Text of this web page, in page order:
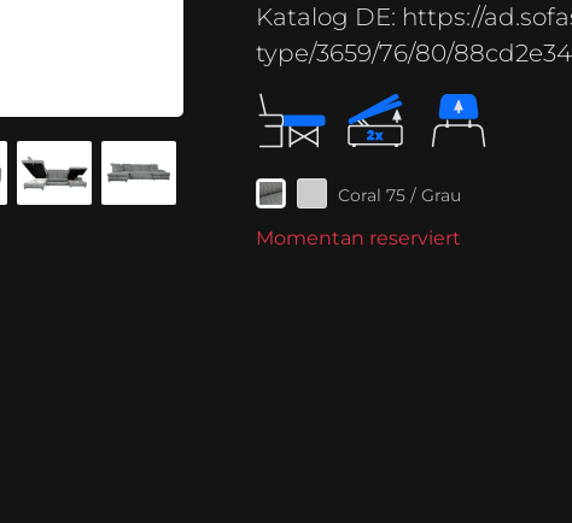
Katalog DE: https://
type/3659/76/80/
Coral 75 / Grau
Momentan reserviert